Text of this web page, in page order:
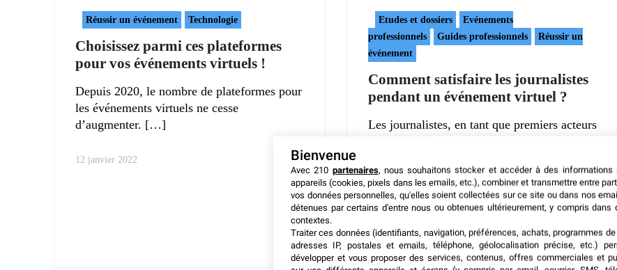
Réussir un événement Technologie
Choisissez parmi ces plateformes
pour vos événements virtuels !
Depuis 2020, le nombre de plateformes pour
les événements virtuels ne cesse
d’augmenter.
12 janvier 2022
Etudes et dossiers
Evénements
professionnels
Guides professionnels
Réussir un
événement
Comment satisfaire les journalistes
pendant un événement virtuel ?
Les journalistes, en tant que premiers acteurs
6 septembre 2021
Bienvenue
Avec 210 partenaires, nous souhaitons stocker et accéder à des informations
appareils (cookies, pixels dans les emails, etc.), combiner et transmettre entre
vos données personnelles, qu'elles soient collectées sur ce site ou dans nos
détenues par certains d'entre nous ou obtenues ultérieurement, y compris dans
contextes.
Traiter ces données (identifiants, navigation, préférences, achats, programmes de
adresses IP, postales et emails, téléphone, géolocalisation précise, etc.)
développer et vous proposer des services, contenus, offres commerciales et